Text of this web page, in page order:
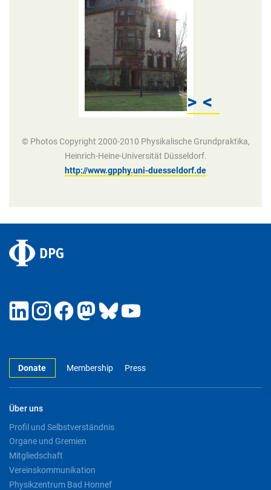
<
>
© Photos Copyright 2000-2010 Physikalische Grundpraktika,
Heinrich-Heine-Universität Düsseldorf.
http://www.gpphy.uni-duesseldorf.de
Donate Membership Press
Über uns
Profil und Selbstverständnis
Organe und Gremien
Mitgliedschaft
Vereinskommunikation
Physikzentrum Bad Honnef